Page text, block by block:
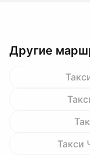
Другие
Такси